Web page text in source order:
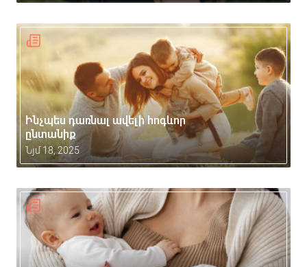
Ինչպես դառնալ ավելի հոգևոր
ընտանիք
Նյմ 18, 2025